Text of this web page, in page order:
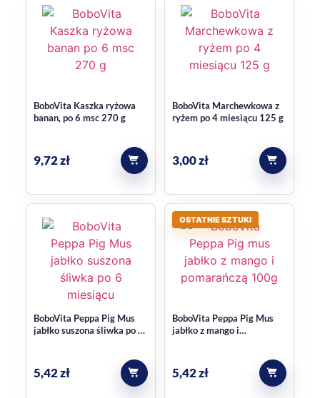
BoboVita Kaszka ryżowa
banan, po 6 msc 270 g
9,72zł
BoboVita Marchewkowa z
ryżem po 4 miesiącu 125 g
3,00zł
BoboVita Peppa Pig Mus
jabłko suszona śliwka po 6
5,42zł
OSTATNIE SZTUKI
BoboVita Peppa Pig Mus
jabłko z mango i
5,42zł